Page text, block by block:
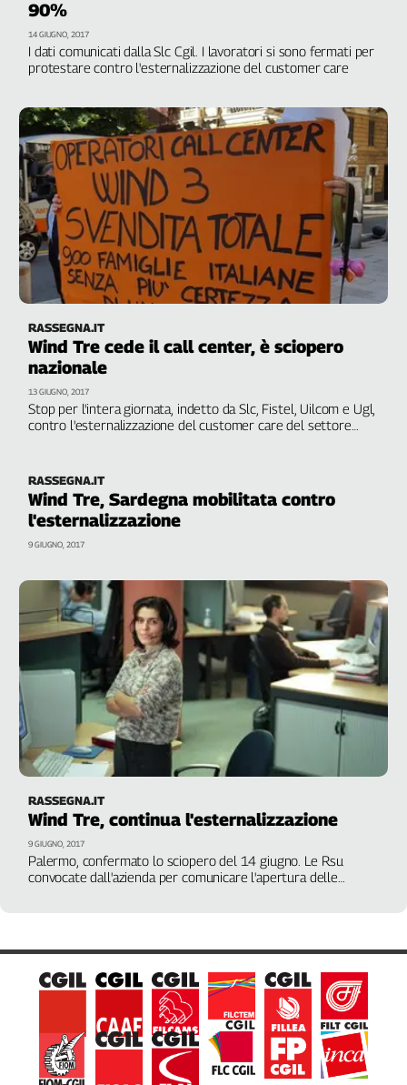
90%
I dati comunicati dalla Slc Cgil. I lavoratori si sono fermati per
protestare contro l'esternalizzazione del customer care
14 GIUGNO, 2017
RASSEGNA.IT
Wind Tre cede il call center, è sciopero
nazionale
Stop per l'intera giornata, indetto da Slc, Fistel, Uilcom e Ugl,
contro l'esternalizzazione del customer care del settore
13 GIUGNO, 2017
RASSEGNA.IT
Wind Tre, Sardegna mobilitata contro
l'esternalizzazione
9 GIUGNO, 2017
RASSEGNA.IT
Wind Tre, continua l'esternalizzazione
Palermo, confermato lo sciopero del 14 giugno. Le Rsu
convocate dall'azienda per comunicare l'apertura delle
9 GIUGNO, 2017